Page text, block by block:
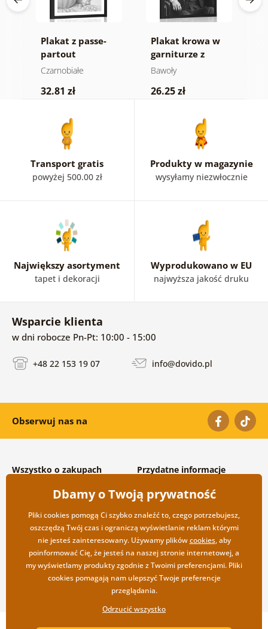
Plakat z passe-
partout
luksusowe zacisze
Czarnobiałe
32.81 zł
Plakat krowa w
garniturze z
cygarem i whisky
Bawoły
26.25 zł
Transport gratis
powyżej 500.00 zł
Produkty w magazynie
wysyłamy niezwłocznie
Największy asortyment
tapet i dekoracji
Wyprodukowano w EU
najwyższa jakość druku
Wsparcie klienta
w dni robocze Pn-Pt: 10:00 - 15:00
+48 22 153 19 07 info@dovido.pl
Obserwuj nas na
Wszystko o zakupach
Warunki handlowe i
reklamacyjne
Prywatność
Opcje wysyłki i płatności
Zwrot towarów
Przydatne informacje
Często zadawane pytania
Kontakt
Współpraca hurtowa
Dbamy o Twoją prywatność
Pliki cookies pomogą Ci szybko znaleźć to, czego potrzebujesz,
oszczędzą Twój czas i ograniczą wyświetlanie reklam którymi
nie jesteś zainteresowany. Używamy plikówcookies, aby
poinformować Cię, że jesteś na naszej stronie internetowej, a
my wyświetlamy produkty zgodnie z Twoimi preferencjami. Pliki
cookies pomagają nam ulepszyć Twoje preferencje
przeglądania.
Odrzucić wszystko